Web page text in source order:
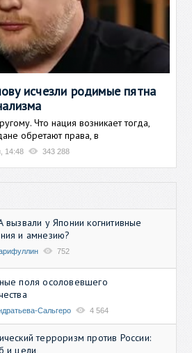
исчезли родимые пятна
Что нация возникает тогда,
обретают права, в
14:48 343 288
у Японии когнитивные
и амнезию?
752
поля осоловевшего
Сальгеро 4 564
терроризм против России:
и цели